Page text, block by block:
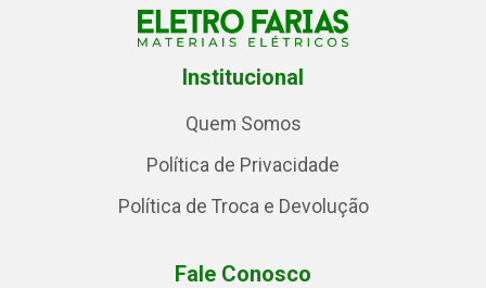
Institucional
Quem Somos
Política de Privacidade
Política de Troca e Devolução
Fale Conosco